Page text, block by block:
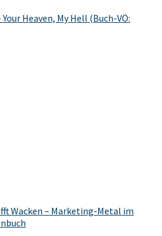
Heaven, My Hell (Buch-VÖ:
Wacken – Marketing-Metal im